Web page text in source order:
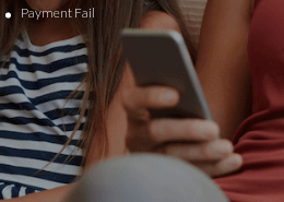
Payment Fail